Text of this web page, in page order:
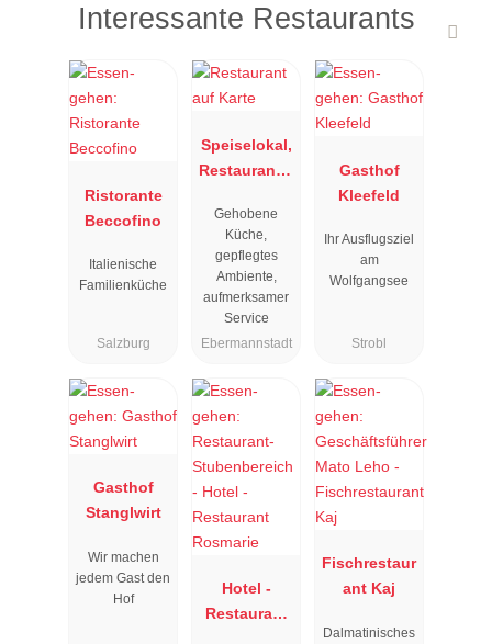
Interessante Restaurants
Ristorante
Beccofino
Italienische
Familienküche
Salzburg
Speiselokal,
Restaurant "
"
Gehobene
Küche,
gepflegtes
Ambiente,
aufmerksamer
Service
Ebermannstadt
Gasthof
Kleefeld
Ihr Ausflugsziel
am
Wolfgangsee
Strobl
Gasthof
Stanglwirt
Wir machen
jedem Gast den
Hof
Hotel -
Restaurant
Fischrestaur
ant Kaj
Dalmatinisches